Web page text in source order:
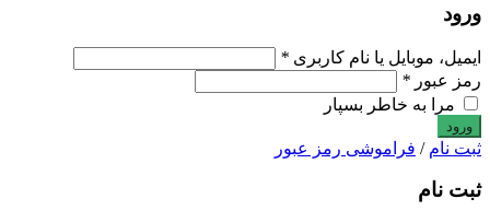
ورود
ایمیل، موبایل یا نام کاربری *
رمز عبور *
مرا به خاطر بسپار
ثبت نام / فراموشی رمز عبور
ثبت نام